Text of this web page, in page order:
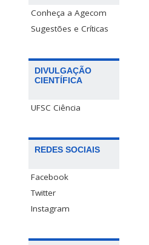
Conheça a Agecom
Sugestões e Críticas
DIVULGAÇÃO
CIENTÍFICA
UFSC Ciência
REDES SOCIAIS
Facebook
Twitter
Instagram